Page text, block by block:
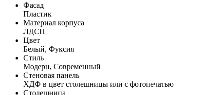
Фасад
Пластик
Материал корпуса
ЛДСП
Цвет
Белый, Фуксия
Стиль
Модерн, Современный
Стеновая панель
ХДФ в цвет столешницы или с фотопечатью
Столешница